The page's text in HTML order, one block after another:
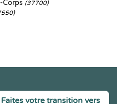
Corps (37700)
votre transition vers